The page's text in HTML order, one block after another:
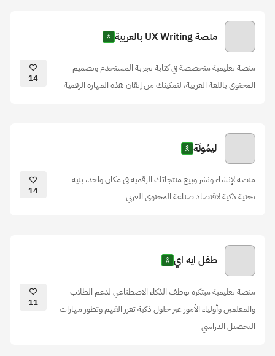
منصة UX Writing بالعربية
منصة تعليمية متخصصة في كتابة تجربة المستخدم وتصميم
المحتوى باللغة العربية، لتمكينك من إتقان هذه المهارة الرقمية
14
ليمُونَة
منصة لإنشاء ونشر وبيع منتجاتك الرقمية في مكان واحد، بنيه
تحتية ذكية لاقتصاد صناعة المحتوى العربي
14
طفل ايه اي
منصة تعليمية مبتكرة توظف الذكاء الاصطناعي لدعم الطلاب
والمعلمين وأولياء الأمور عبر حلول ذكية تعزز الفهم وتطور مهارات
التحصيل الدراسي
11